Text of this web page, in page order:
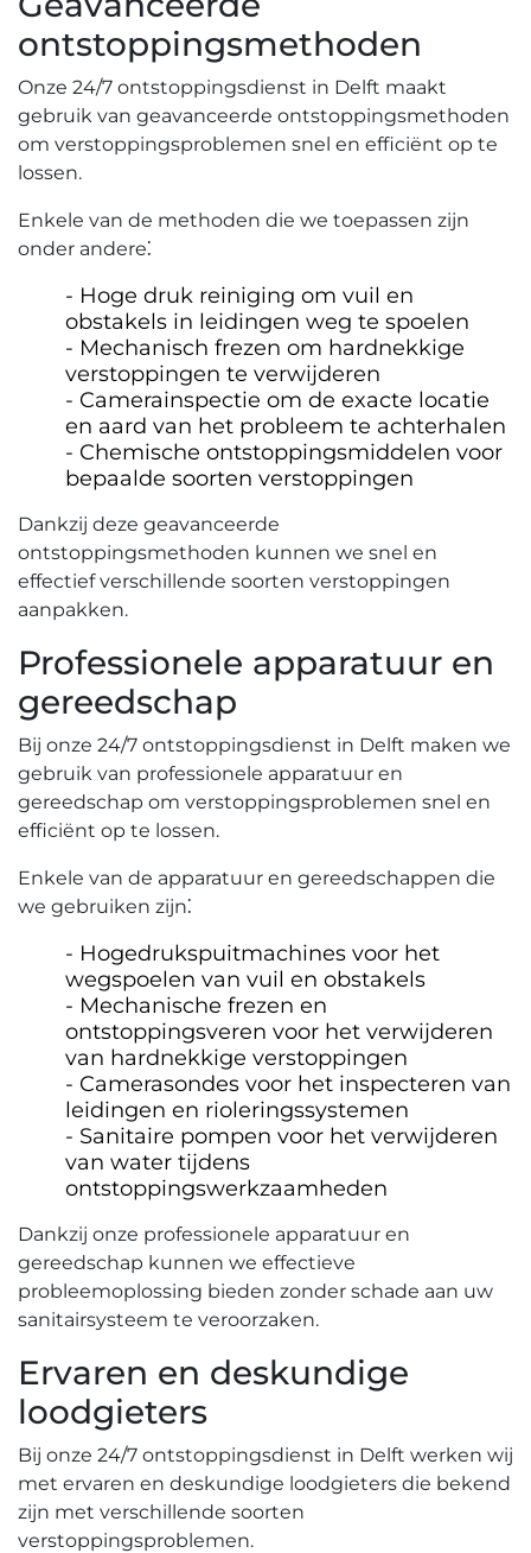
ontstoppingsmethoden
Onze 24/7 ontstoppingsdienst in Delft maakt
gebruik van geavanceerde ontstoppingsmethoden
om verstoppingsproblemen snel en efficiënt op te
lossen.
Enkele van de methoden die we toepassen zijn
onder andere⁚
Hoge druk reiniging om vuil en
obstakels in leidingen weg te spoelen
Mechanisch frezen om hardnekkige
verstoppingen te verwijderen
Camerainspectie om de exacte locatie
en aard van het probleem te achterhalen
Chemische ontstoppingsmiddelen voor
bepaalde soorten verstoppingen
Dankzij deze geavanceerde
ontstoppingsmethoden kunnen we snel en
effectief verschillende soorten verstoppingen
aanpakken.​
Professionele apparatuur en
gereedschap
Bij onze 24/7 ontstoppingsdienst in Delft maken we
gebruik van professionele apparatuur en
gereedschap om verstoppingsproblemen snel en
efficiënt op te lossen.​
Enkele van de apparatuur en gereedschappen die
we gebruiken zijn⁚
Hogedrukspuitmachines voor het
wegspoelen van vuil en obstakels
Mechanische frezen en
ontstoppingsveren voor het verwijderen
van hardnekkige verstoppingen
Camerasondes voor het inspecteren van
leidingen en rioleringssystemen
Sanitaire pompen voor het verwijderen
van water tijdens
ontstoppingswerkzaamheden
Dankzij onze professionele apparatuur en
gereedschap kunnen we effectieve
probleemoplossing bieden zonder schade aan uw
sanitairsysteem te veroorzaken.​
Ervaren en deskundige
loodgieters
Bij onze 24/7 ontstoppingsdienst in Delft werken wij
met ervaren en deskundige loodgieters die bekend
zijn met verschillende soorten
verstoppingsproblemen.